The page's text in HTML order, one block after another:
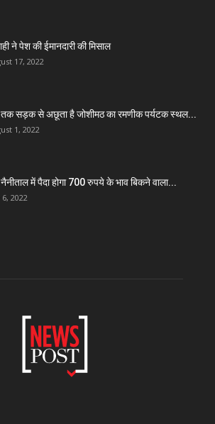
ने पेश की ईमानदारी की मिसाल
17, 2022
सड़क से अछूता है जोशीमठ का रमणीक पर्यटक स्थल...
1, 2022
में पैदा होगा 700 रुपये के भाव बिकने वाला...
6, 2022